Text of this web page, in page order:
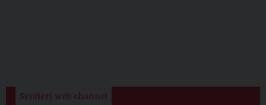
Sentieri web channel